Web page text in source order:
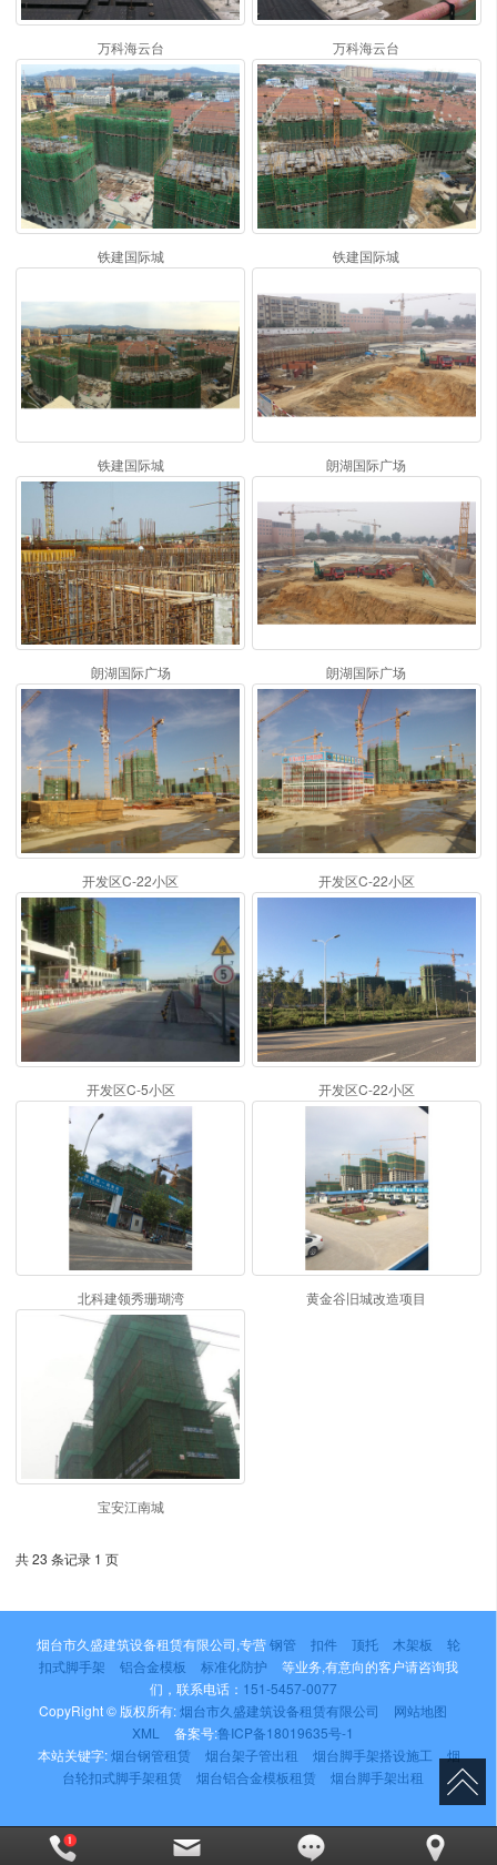
万科海云台 万科海云台
铁建国际城 铁建国际城
铁建国际城 朗湖国际广场
朗湖国际广场 朗湖国际广场
开发区C-22小区 开发区C-22小区
开发区C-5小区 开发区C-22小区
北科建领秀珊瑚湾 黄金谷旧城改造项目
宝安江南城
共 23 条记录 1 页
烟台市久盛建筑设备租赁有限公司,专营钢管 扣件 顶托 木架板
轮
扣式脚手架
铝合金模板 标准化防护
等业务,有意向的客户请咨询我
们，联系电话： 151-5457-0077
CopyRight © 版权所有:烟台市久盛建筑设备租赁有限公司
网站地图
XML
备案号:鲁ICP备18019635号-1
本站关键字:烟台钢管租赁 烟台架子管出租 烟台脚手架搭设施工
烟
台轮扣式脚手架租赁
烟台铝合金模板租赁 烟台脚手架出租